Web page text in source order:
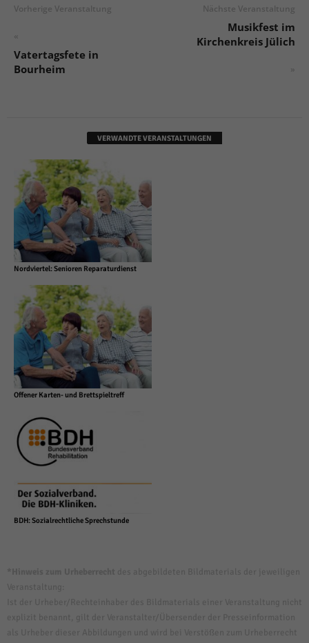
Vorherige Veranstaltung
«
Vatertagsfete in
Bourheim
Nächste Veranstaltung
Musikfest im
Kirchenkreis Jülich
»
VERWANDTE VERANSTALTUNGEN
Nordviertel: Senioren Reparaturdienst
Offener Karten- und Brettspieltreff
BDH: Sozialrechtliche Sprechstunde